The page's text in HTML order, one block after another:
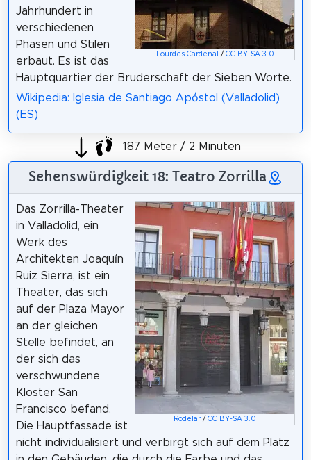
Lourdes Cardenal / CC BY-SA 3.0
Jahrhundert in
verschiedenen
Phasen und Stilen
erbaut. Es ist das
Hauptquartier der Bruderschaft der Sieben Worte.
Wikipedia: Iglesia de Santiago Apóstol (Valladolid)
(ES)
187 Meter / 2 Minuten
Sehenswürdigkeit 18: Teatro Zorrilla
Rodelar /CC BY-SA 3.0
Das Zorrilla-Theater
in Valladolid, ein
Werk des
Architekten Joaquín
Ruiz Sierra, ist ein
Theater, das sich
auf der Plaza Mayor
an der gleichen
Stelle befindet, an
der sich das
verschwundene
Kloster San
Francisco befand.
Die Hauptfassade ist
nicht individualisiert und verbirgt sich auf dem Platz